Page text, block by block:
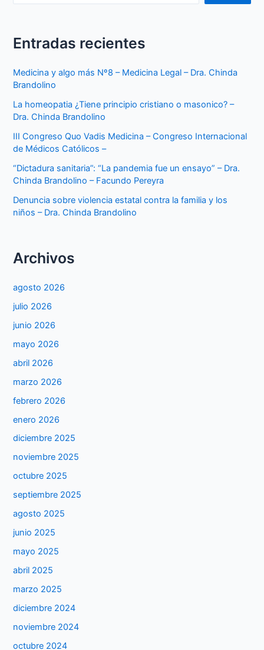
Entradas recientes
Medicina y algo más Nº8 – Medicina Legal – Dra. Chinda
Brandolino
La homeopatia ¿Tiene principio cristiano o masonico? –
Dra. Chinda Brandolino
III Congreso Quo Vadis Medicina – Congreso Internacional
de Médicos Católicos –
“Dictadura sanitaria”: “La pandemia fue un ensayo” – Dra.
Chinda Brandolino – Facundo Pereyra
Denuncia sobre violencia estatal contra la familia y los
niños – Dra. Chinda Brandolino
Archivos
agosto 2026
julio 2026
junio 2026
mayo 2026
abril 2026
marzo 2026
febrero 2026
enero 2026
diciembre 2025
noviembre 2025
octubre 2025
septiembre 2025
agosto 2025
junio 2025
mayo 2025
abril 2025
marzo 2025
diciembre 2024
noviembre 2024
octubre 2024